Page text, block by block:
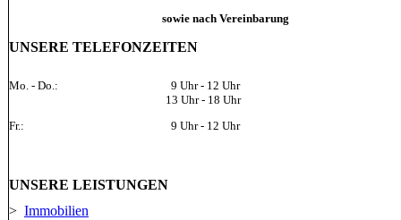
sowie nach Vereinbarung
UNSERE TELEFONZEITEN
Mo. - Do.:
Fr.:
9 Uhr - 12 Uhr
13 Uhr - 18 Uhr
9 Uhr - 12 Uhr
UNSERE LEISTUNGEN
> Immobilien